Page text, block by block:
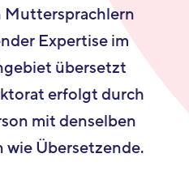
Muttersprachlern
Expertise im
übersetzt
erfolgt durch
mit denselben
Übersetzende.